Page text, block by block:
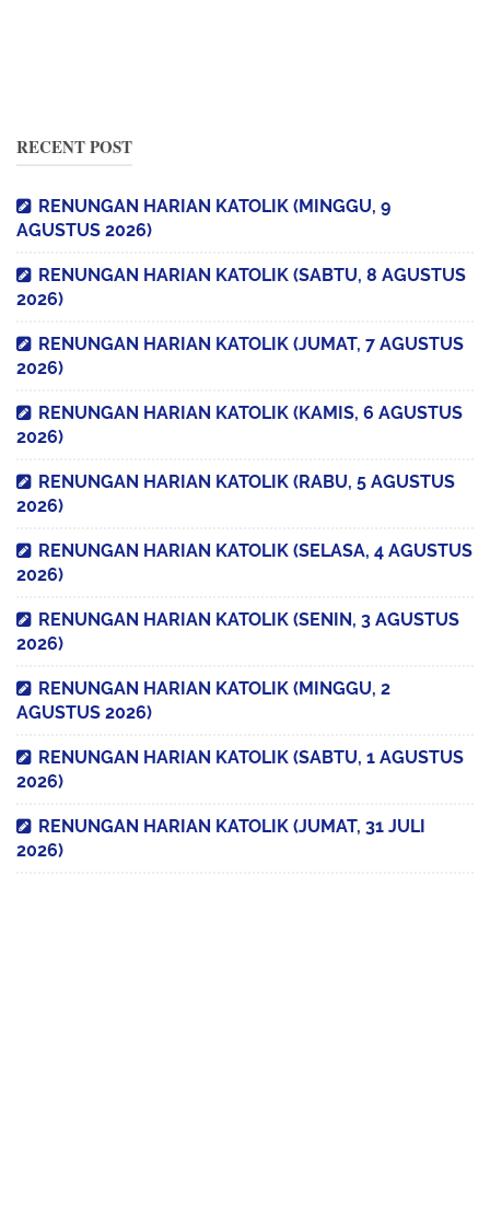
RECENT POST
RENUNGAN HARIAN KATOLIK (MINGGU, 9
AGUSTUS 2026)
RENUNGAN HARIAN KATOLIK (SABTU, 8 AGUSTUS
2026)
RENUNGAN HARIAN KATOLIK (JUMAT, 7 AGUSTUS
2026)
RENUNGAN HARIAN KATOLIK (KAMIS, 6 AGUSTUS
2026)
RENUNGAN HARIAN KATOLIK (RABU, 5 AGUSTUS
2026)
RENUNGAN HARIAN KATOLIK (SELASA, 4 AGUSTUS
2026)
RENUNGAN HARIAN KATOLIK (SENIN, 3 AGUSTUS
2026)
RENUNGAN HARIAN KATOLIK (MINGGU, 2
AGUSTUS 2026)
RENUNGAN HARIAN KATOLIK (SABTU, 1 AGUSTUS
2026)
RENUNGAN HARIAN KATOLIK (JUMAT, 31 JULI
2026)